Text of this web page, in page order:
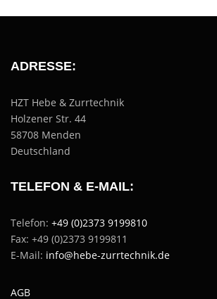
ADRESSE:
HZT Hebe & Zurrtechnik
Holzener Str. 44
58708 Menden
Deutschland
TELEFON & E-MAIL:
Telefon: +49 (0)2373 9199810
Fax: +49 (0)2373 9199811
E-Mail: info@hebe-zurrtechnik.de
AGB